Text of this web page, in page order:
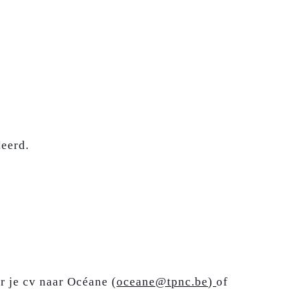
cv naar Océane (oceane@tpnc.be) of